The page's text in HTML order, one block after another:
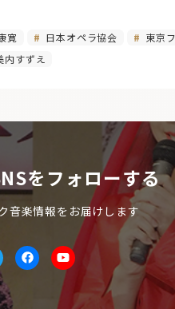
寛 日本オペラ協会
東京
内すずえ
をフォローする
音楽情報をお届けします
facebookYoutube